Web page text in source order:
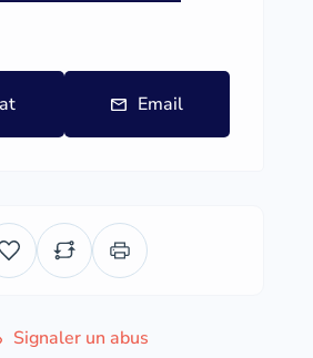
Email
Signaler un abus